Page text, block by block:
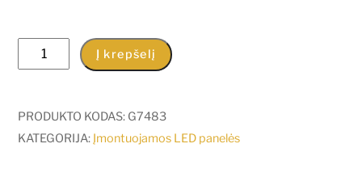
produkto
kiekis:
LED
įmontuojama
Į krepšelį
PRODUKTO KODAS: G7483
KATEGORIJA: Įmontuojamos LED panelės